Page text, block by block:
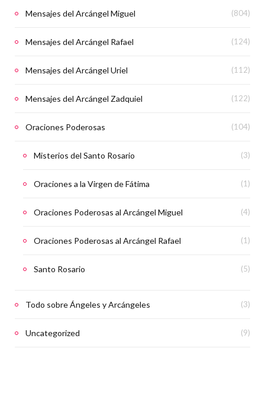
Mensajes del Arcángel Miguel (804)
Mensajes del Arcángel Rafael (124)
Mensajes del Arcángel Uriel (112)
Mensajes del Arcángel Zadquiel (122)
Oraciones Poderosas (104)
Misterios del Santo Rosario (3)
Oraciones a la Virgen de Fátima (1)
Oraciones Poderosas al Arcángel Miguel (4)
Oraciones Poderosas al Arcángel Rafael (1)
Santo Rosario (5)
Todo sobre Ángeles y Arcángeles (3)
Uncategorized (9)